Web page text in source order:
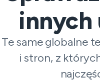
innych
Te same globalne
i stron, z